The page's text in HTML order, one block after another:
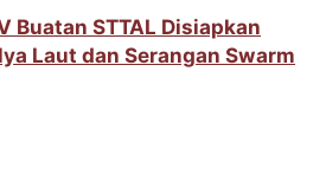
Buatan STTAL Disiapkan
Laut dan Serangan Swarm